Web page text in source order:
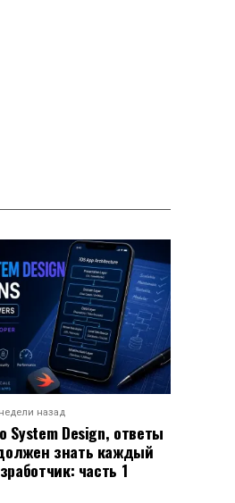
назад
System Design, ответы
знать каждый
часть 1